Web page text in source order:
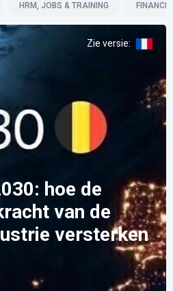
HRM, JOBS & TRAINING
Zie versie:
hoe de
van de
versterken